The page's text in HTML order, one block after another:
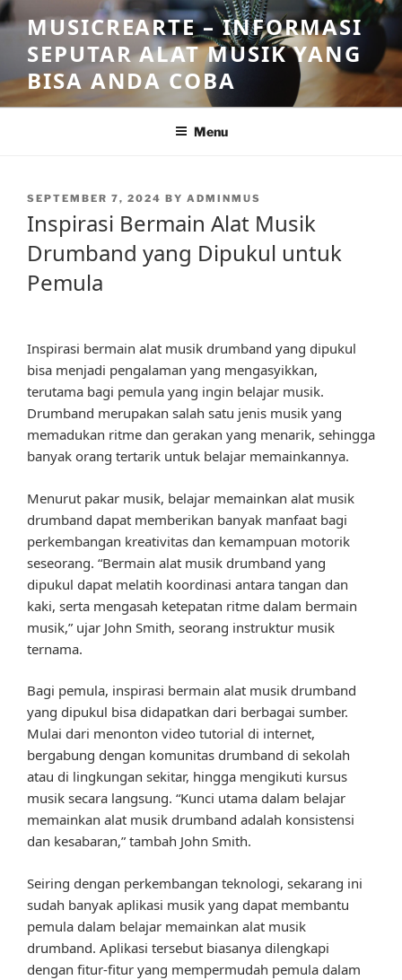
Skip
to
content
MUSICREARTE – INFORMASI
SEPUTAR ALAT MUSIK YANG
BISA ANDA COBA
Menu
POSTED
SEPTEMBER 7, 2024 BY ADMINMUS
Inspirasi Bermain Alat Musik
Drumband yang Dipukul untuk
Pemula
Inspirasi bermain alat musik drumband yang dipukul
bisa menjadi pengalaman yang mengasyikkan,
terutama bagi pemula yang ingin belajar musik.
Drumband merupakan salah satu jenis musik yang
memadukan ritme dan gerakan yang menarik, sehingga
banyak orang tertarik untuk belajar memainkannya.
Menurut pakar musik, belajar memainkan alat musik
drumband dapat memberikan banyak manfaat bagi
perkembangan kreativitas dan kemampuan motorik
seseorang. “Bermain alat musik drumband yang
dipukul dapat melatih koordinasi antara tangan dan
kaki, serta mengasah ketepatan ritme dalam bermain
musik,” ujar John Smith, seorang instruktur musik
ternama.
Bagi pemula, inspirasi bermain alat musik drumband
yang dipukul bisa didapatkan dari berbagai sumber.
Mulai dari menonton video tutorial di internet,
bergabung dengan komunitas drumband di sekolah
atau di lingkungan sekitar, hingga mengikuti kursus
musik secara langsung. “Kunci utama dalam belajar
memainkan alat musik drumband adalah konsistensi
dan kesabaran,” tambah John Smith.
Seiring dengan perkembangan teknologi, sekarang ini
sudah banyak aplikasi musik yang dapat membantu
pemula dalam belajar memainkan alat musik
drumband. Aplikasi tersebut biasanya dilengkapi
dengan fitur-fitur yang mempermudah pemula dalam